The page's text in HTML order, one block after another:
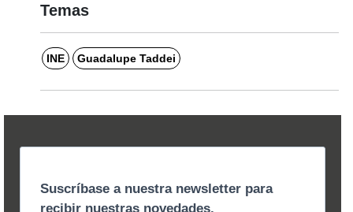
Temas
INE Guadalupe Taddei